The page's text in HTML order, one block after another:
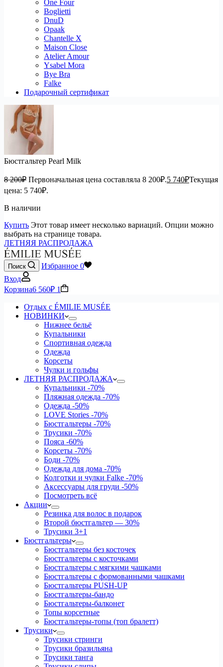
One Four
Boglietti
DnuD
Opaak
Chantelle X
Maison Close
Atelier Amour
Ysabel Mora
Bye Bra
Falke
Подарочный сертификат
Бюстгальтер Pearl Milk
8 200₽ Первоначальная цена составляла 8 200₽.5 740₽Текущая
цена: 5 740₽.
В наличии
Купить Этот товар имеет несколько вариаций. Опции можно
выбрать на странице товара.
ЛЕТНЯЯ РАСПРОДАЖА
Поиск Избранное 0
Вход
Корзина6 560₽ 1
Отдых с ÉMILIE MUSÉE
НОВИНКИ
Нижнее бельё
Купальники
Спортивная одежда
Одежда
Корсеты
Чулки и гольфы
ЛЕТНЯЯ РАСПРОДАЖА
Купальники -70%
Пляжная одежда -70%
Одежда -50%
LOVE Stories -70%
Бюстгальтеры -70%
Трусики -70%
Пояса -60%
Корсеты -70%
Боди -70%
Одежда для дома -70%
Колготки и чулки Falke -70%
Аксессуары для груди -50%
Посмотреть всё
Акции
Резинка для волос в подарок
Второй бюстгальтер — 30%
Трусики 3+1
Бюстгальтеры
Бюстгальтеры без косточек
Бюстгальтеры с косточками
Бюстгальтеры с мягкими чашками
Бюстгальтеры с формованными чашками
Бюстгальтеры PUSH-UP
Бюстгальтеры-бандо
Бюстгальтеры-балконет
Топы корсетные
Бюстгальтеры-топы (топ бралетт)
Трусики
Трусики стринги
Трусики бразильяна
Трусики танга